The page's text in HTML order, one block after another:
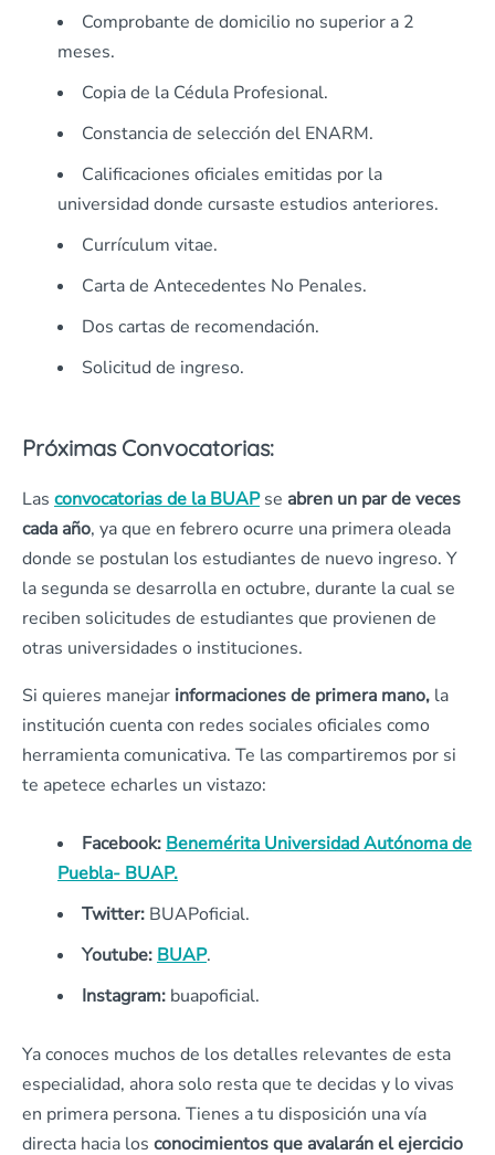
Comprobante de domicilio no superior a 2
meses.
Copia de la Cédula Profesional.
Constancia de selección del ENARM.
Calificaciones oficiales emitidas por la
universidad donde cursaste estudios anteriores.
Currículum vitae.
Carta de Antecedentes No Penales.
Dos cartas de recomendación.
Solicitud de ingreso.
Próximas Convocatorias:
Las convocatorias de la BUAPse abren un par de veces
cada año, ya que en febrero ocurre una primera oleada
donde se postulan los estudiantes de nuevo ingreso. Y
la segunda se desarrolla en octubre, durante la cual se
reciben solicitudes de estudiantes que provienen de
otras universidades o instituciones.
Si quieres manejar informaciones de primera mano, la
institución cuenta con redes sociales oficiales como
herramienta comunicativa. Te las compartiremos por si
te apetece echarles un vistazo:
Facebook: Benemérita Universidad Autónoma de
Puebla- BUAP.
Twitter: BUAPoficial.
Youtube: BUAP.
Instagram: buapoficial.
Ya conoces muchos de los detalles relevantes de esta
especialidad, ahora solo resta que te decidas y lo vivas
en primera persona. Tienes a tu disposición una vía
directa hacia los conocimientos que avalarán el ejercicio